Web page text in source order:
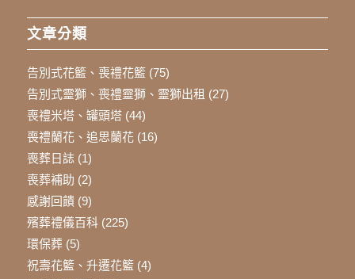
文章分類
告別式花籃、喪禮花籃(75)
告別式靈獅、喪禮靈獅、靈獅出租 (27)
喪禮米塔、罐頭塔(44)
喪禮蘭花、追思蘭花(16)
喪葬日誌(1)
喪葬補助 (2)
感謝回饋(9)
殯葬禮儀百科(225)
環保葬(5)
祝壽花籃、升遷花籃(4)